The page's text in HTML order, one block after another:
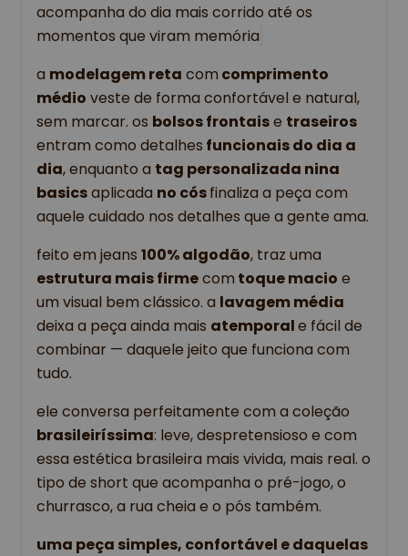
acompanha do dia mais corrido até os
momentos que viram memória
a modelagem reta com comprimento
médio veste de forma confortável e natural,
sem marcar. os bolsos frontais e
entram como detalhes funcionais do dia a
dia, enquanto a tag personalizada nina
basics aplicada no cós finaliza a peça com
aquele cuidado nos detalhes que a gente ama.
feito em jeans 100% algodão
estrutura mais firme com toque macio e
um visual bem clássico. a lavagem média
deixa a peça ainda mais atemporal e fácil de
combinar — daquele jeito que funciona com
tudo.
brasileiríssima: leve, despretensioso e com
essa estética brasileira mais vivida, mais real. o
tipo de short que acompanha o pré-jogo, o
churrasco, a rua cheia e o pós também.
uma peça simples, confortável e daquelas